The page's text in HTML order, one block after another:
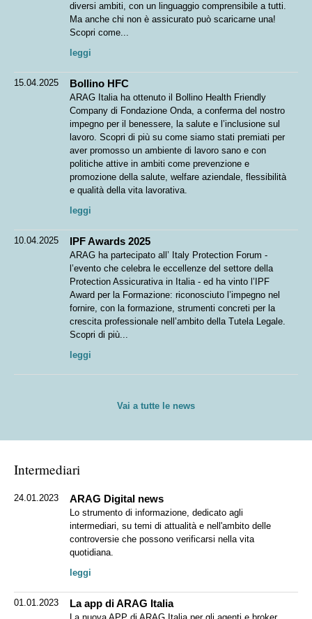
diversi ambiti, con un linguaggio comprensibile a tutti.
Ma anche chi non è assicurato può scaricarne una!
Scopri come...
leggi
15.04.2025 Bollino HFC
ARAG Italia ha ottenuto il Bollino Health Friendly
Company di Fondazione Onda, a conferma del nostro
impegno per il benessere, la salute e l’inclusione sul
lavoro. Scopri di più su come siamo stati premiati per
aver promosso un ambiente di lavoro sano e con
politiche attive in ambiti come prevenzione e
promozione della salute, welfare aziendale, flessibilità
e qualità della vita lavorativa.
leggi
10.04.2025 IPF Awards 2025
ARAG ha partecipato all’ Italy Protection Forum -
l’evento che celebra le eccellenze del settore della
Protection Assicurativa in Italia - ed ha vinto l’IPF
Award per la Formazione: riconosciuto l’impegno nel
fornire, con la formazione, strumenti concreti per la
crescita professionale nell’ambito della Tutela Legale.
Scopri di più...
leggi
Vai a tutte le news
Intermediari
24.01.2023 ARAG Digital news
Lo strumento di informazione, dedicato agli
intermediari, su temi di attualità e nell'ambito delle
controversie che possono verificarsi nella vita
quotidiana.
leggi
01.01.2023 La app di ARAG Italia